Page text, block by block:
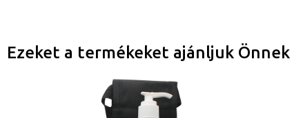
Ezeket a termékeket ajánljuk Önnek